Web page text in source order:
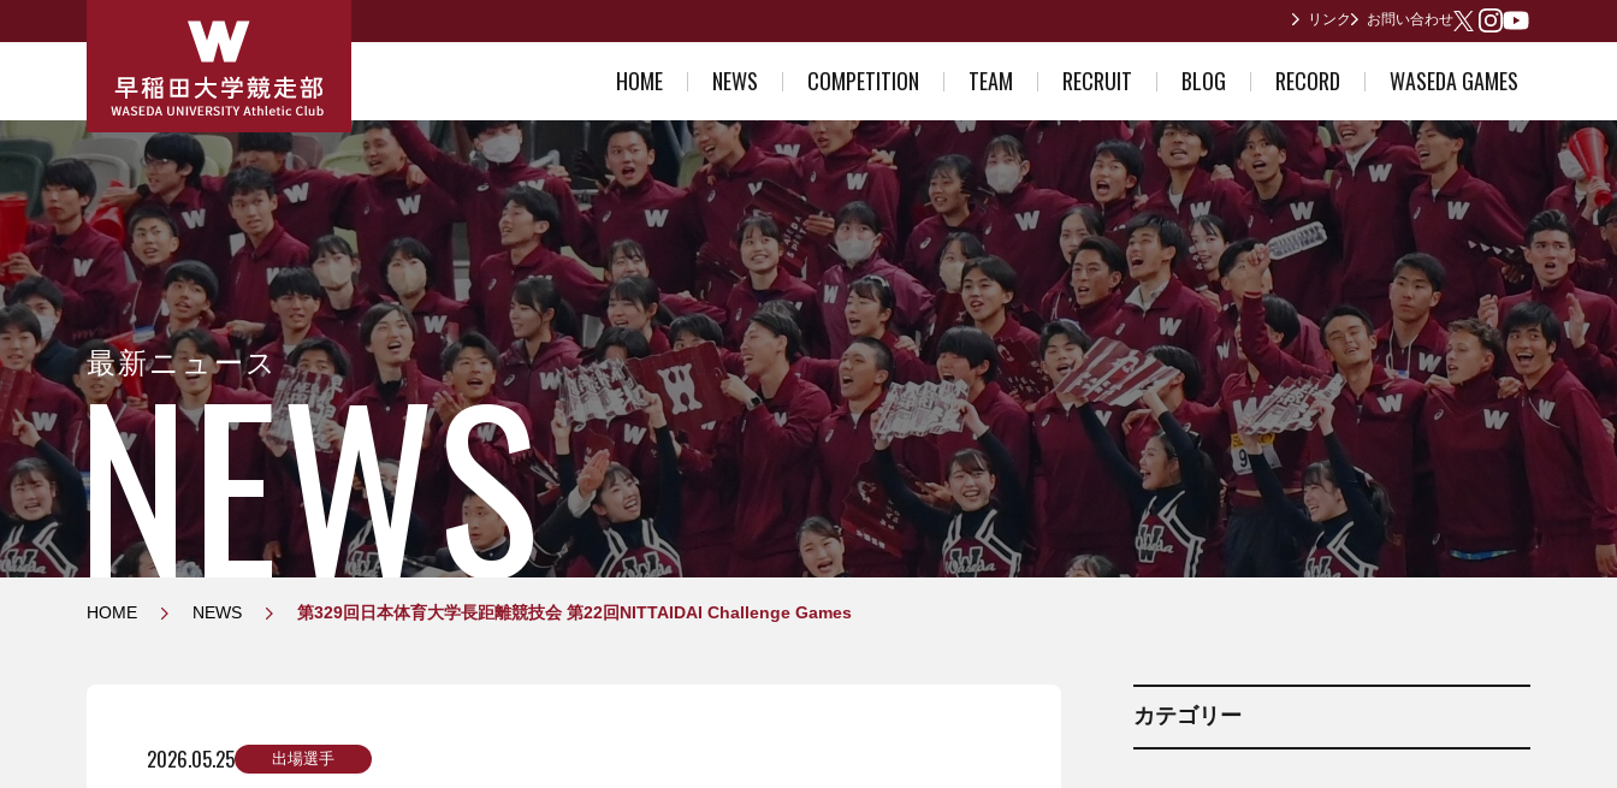
リンク
お問い合わせ
X
Instagram
Youtube
HOME NEWS COMPETITION
スケジュール一覧
結果一覧
TEAM
競走部部訓
選手紹介
スタッフ紹介
RECRUIT
入部を考えている方へ
競走部への誘い～合格体験記～
BLOG
部員日記
合宿所からありがとうございます
RECORD
男子歴代ランキング
女子歴代ランキング
早稲田が作った日本記録
日本インカレ優勝者
関東インカレ優勝者
箱根駅伝記録(第1回〜第10回)
箱根駅伝記録(第11回〜第20回)
箱根駅伝記録(第21回〜第30回)
箱根駅伝記録(第31回〜第40回)
箱根駅伝記録(第41回〜第50回)
箱根駅伝記録(第51回〜第60回)
箱根駅伝記録(第61回〜第70回)
箱根駅伝記録(第71回〜第80回)
箱根駅伝記録(第101回〜第110回)
WASEDA GAMES
2026年度
2025年度
2024年度
2023年度
最新ニュース
HOME NEWS 第329回日本体育大学長距離競技会 第22回NITTAIDAI Challenge Games
2026.05.25 出場選手
カテゴリー